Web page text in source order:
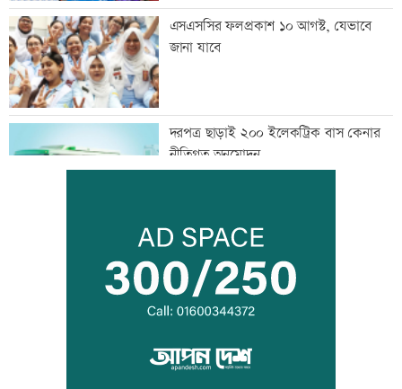
এসএসসির ফলপ্রকাশ ১০ আগস্ট, যেভাবে
জানা যাবে
দরপত্র ছাড়াই ২০০ ইলেকট্রিক বাস কেনার
নীতিগত অনুমোদন
তনু হত্যার আসামি সাবেক সেনাসদস্য
হাফিজুরকে আত্মসমর্পণের নির্দেশ
দুদকের মামলায় ঢাকা ব্যাংকের ৪ কর্মকর্তার
কারাদণ্ড